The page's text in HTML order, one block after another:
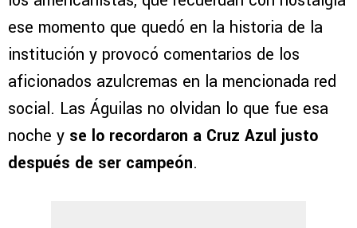
ese momento que quedó en la historia de la
institución y provocó comentarios de los
aficionados azulcremas en la mencionada red
social. Las Águilas no olvidan lo que fue esa
noche y se lo recordaron a Cruz Azul justo
después de ser campeón.